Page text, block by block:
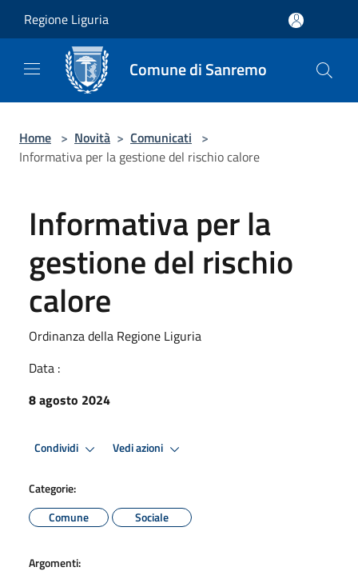
Regione Liguria
Comune di Sanremo
Home > Novità > Comunicati >
Informativa per la gestione del rischio calore
Informativa per la
gestione del rischio
calore
Ordinanza della Regione Liguria
Data :
8 agosto 2024
Condividi Vedi azioni
Categorie:
Comune
Sociale
Argomenti: